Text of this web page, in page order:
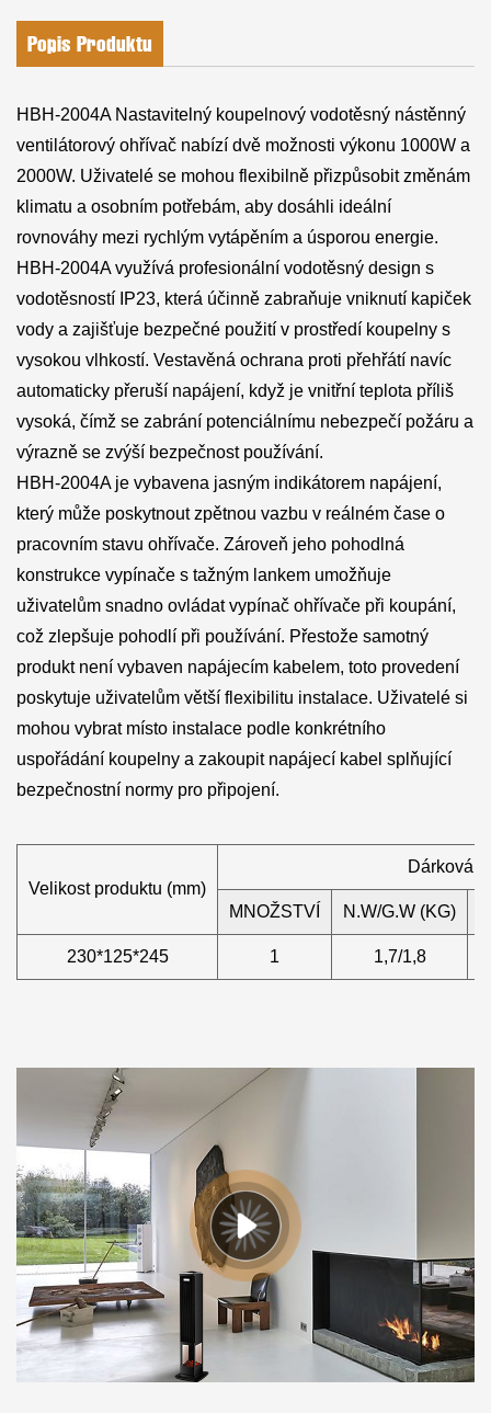
Popis Produktu
HBH-2004A Nastavitelný koupelnový vodotěsný nástěnný
ventilátorový ohřívač nabízí dvě možnosti výkonu 1000W a
2000W. Uživatelé se mohou flexibilně přizpůsobit změnám
klimatu a osobním potřebám, aby dosáhli ideální
rovnováhy mezi rychlým vytápěním a úsporou energie.
HBH-2004A využívá profesionální vodotěsný design s
vodotěsností IP23, která účinně zabraňuje vniknutí kapiček
vody a zajišťuje bezpečné použití v prostředí koupelny s
vysokou vlhkostí. Vestavěná ochrana proti přehřátí navíc
automaticky přeruší napájení, když je vnitřní teplota příliš
vysoká, čímž se zabrání potenciálnímu nebezpečí požáru a
výrazně se zvýší bezpečnost používání.
HBH-2004A je vybavena jasným indikátorem napájení,
který může poskytnout zpětnou vazbu v reálném čase o
pracovním stavu ohřívače. Zároveň jeho pohodlná
konstrukce vypínače s tažným lankem umožňuje
uživatelům snadno ovládat vypínač ohřívače při koupání,
což zlepšuje pohodlí při používání. Přestože samotný
produkt není vybaven napájecím kabelem, toto provedení
poskytuje uživatelům větší flexibilitu instalace. Uživatelé si
mohou vybrat místo instalace podle konkrétního
uspořádání koupelny a zakoupit napájecí kabel splňující
bezpečnostní normy pro připojení.
Velikost produktu (mm)
Dárková
MNOŽSTVÍ N.W/G.W (KG)
230*125*245 1 1,7/1,8